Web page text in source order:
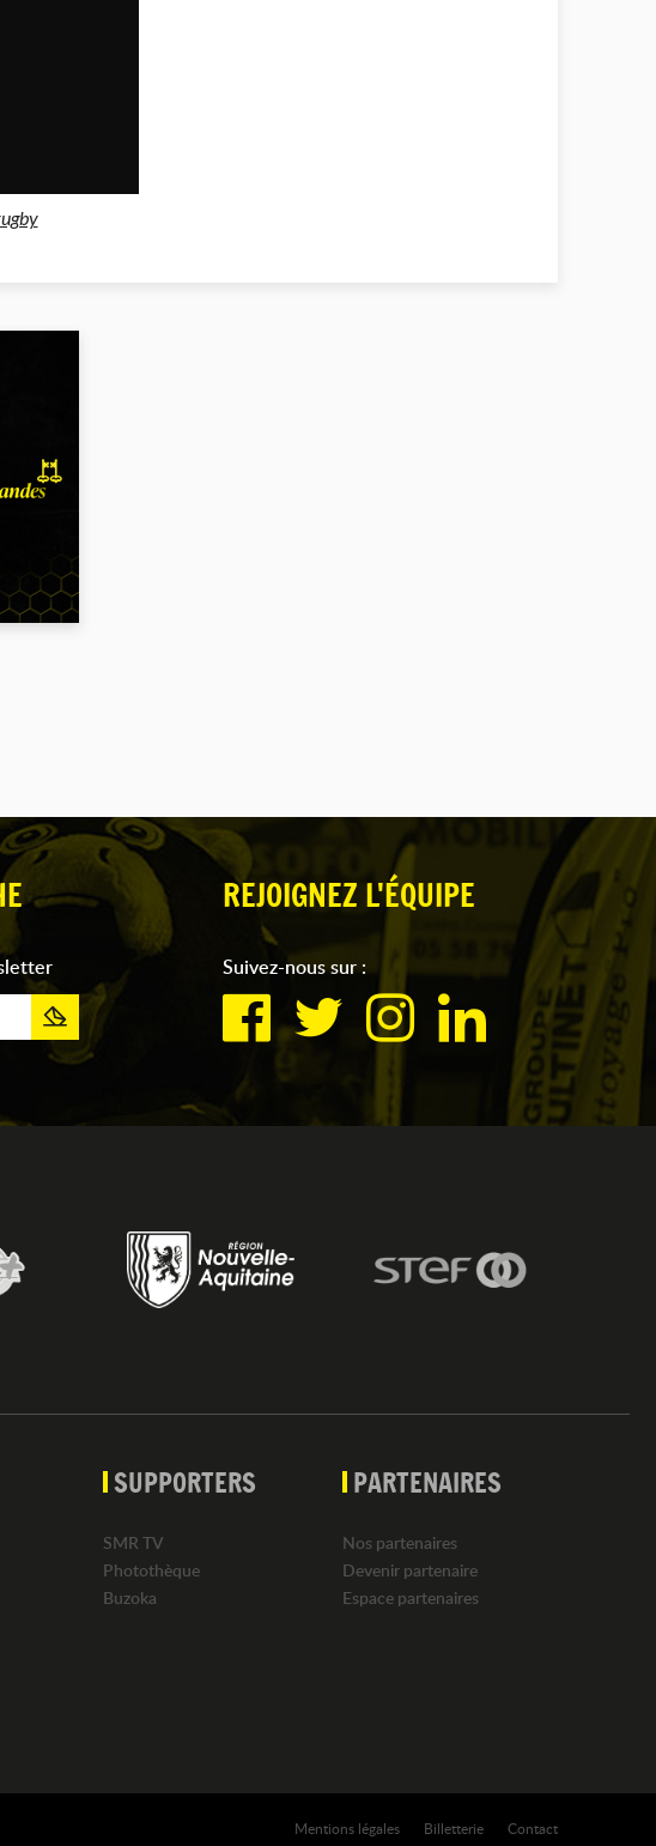
REJOIGNEZ L'ÉQUIPE
Suivez-nous sur :
SUPPORTERS
SMR TV
Photothèque
Buzoka
PARTENAIRES
Nos partenaires
Devenir partenaire
Espace partenaires
Contact
Billetterie
Mentions légales